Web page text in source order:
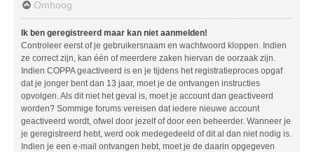
Omhoog
Ik ben geregistreerd maar kan niet aanmelden!
Controleer eerst of je gebruikersnaam en wachtwoord kloppen. Indien
ze correct zijn, kan één of meerdere zaken hiervan de oorzaak zijn.
Indien COPPA geactiveerd is en je tijdens het registratieproces opgaf
dat je jonger bent dan 13 jaar, moet je de ontvangen instructies
opvolgen. Als dit niet het geval is, moet je account dan geactiveerd
worden? Sommige forums vereisen dat iedere nieuwe account
geactiveerd wordt, ofwel door jezelf of door een beheerder. Wanneer je
je geregistreerd hebt, werd ook medegedeeld of dit al dan niet nodig is.
Indien je een e-mail ontvangen hebt, moet je de daarin opgegeven